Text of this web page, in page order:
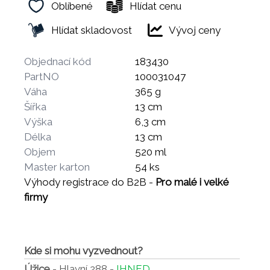
Oblíbené
Hlídat cenu
Hlídat skladovost
Vývoj ceny
Objednací kód
183430
PartNO
100031047
Váha
365 g
Šířka
13 cm
Výška
6,3 cm
Délka
13 cm
Objem
520 ml
Master karton
54 ks
Výhody registrace do B2B - Pro malé i velké
firmy
Kde si mohu vyzvednout?